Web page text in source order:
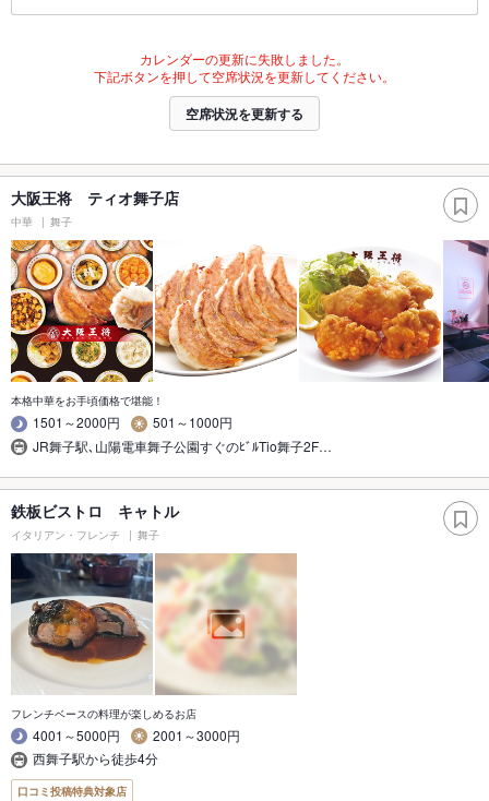
カレンダーの更新に失敗しました。
下記ボタンを押して空席状況を更新してください。
空席状況を更新する
大阪王将 ティオ舞子店
中華 舞子
本格中華をお手頃価格で堪能！
1501～2000円
501～1000円
JR舞子駅､山陽電車舞子公園すぐのﾋﾞﾙTio舞子2F…
鉄板ビストロ キャトル
イタリアン・フレンチ 舞子
フレンチベースの料理が楽しめるお店
4001～5000円
2001～3000円
西舞子駅から徒歩4分
口コミ投稿特典対象店